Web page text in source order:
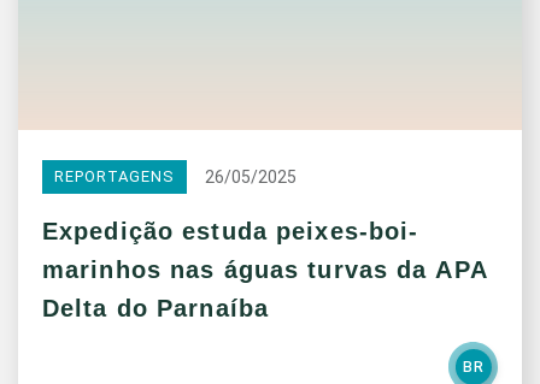
REPORTAGENS 26/05/2025
Expedição estuda peixes-boi-
marinhos nas águas turvas da APA
Delta do Parnaíba
BR